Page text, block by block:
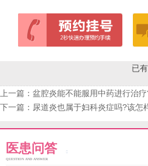
已有
上一篇： 盆腔炎能不能服用中药进行治
下一篇： 尿道炎也属于妇科炎症吗?该怎
医患问答
QUESTION AND ANSWER